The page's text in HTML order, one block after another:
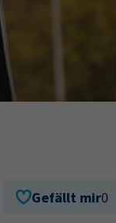
Gefällt mir0